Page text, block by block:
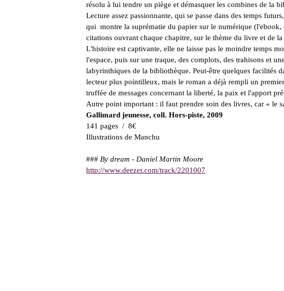
résolu à lui tendre un piège et démasquer les combines de la
Lecture assez passionnante, qui se passe dans des temps
qui montre la suprématie du papier sur le numérique (l'ebook,
citations ouvrant chaque chapitre, sur le thème du livre et de
L'histoire est captivante, elle ne laisse pas le moindre temps
l'espace, puis sur une traque, des complots, des trahisons et
labyrinthiques de la bibliothèque. Peut-être quelques facilités
lecteur plus pointilleux, mais le roman a déjà rempli un
truffée de messages concernant la liberté, la paix et l'apport
Autre point important : il faut prendre soin des livres, car « le
Gallimard jeunesse, coll. Hors-piste, 2009
141 pages / 8€
Illustrations de Manchu
### By dream - Daniel Martin Moore
http://www.deezer.com/track/2201007